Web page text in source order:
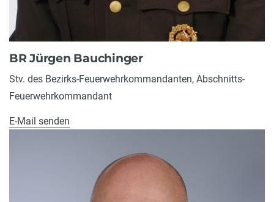
BR Jürgen Bauchinger
Stv. des Bezirks-Feuerwehrkommandanten, Abschnitts-
Feuerwehrkommandant
E-Mail senden